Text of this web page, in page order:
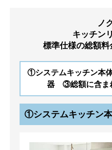
ノ
キッチン
標準仕様の総額
①システムキッチン本
器 ③総額に含ま
①システムキッチン